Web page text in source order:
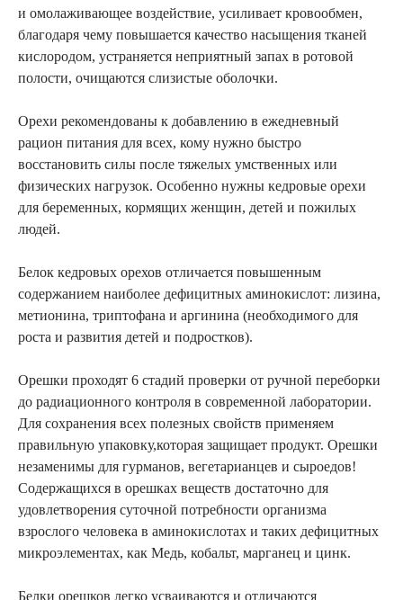
и омолаживающее воздействие, усиливает кровообмен,
благодаря чему повышается качество насыщения тканей
кислородом, устраняется неприятный запах в ротовой
полости, очищаются слизистые оболочки.
Орехи рекомендованы к добавлению в ежедневный
рацион питания для всех, кому нужно быстро
восстановить силы после тяжелых умственных или
физических нагрузок. Особенно нужны кедровые орехи
для беременных, кормящих женщин, детей и пожилых
людей.
Белок кедровых орехов отличается повышенным
содержанием наиболее дефицитных аминокислот: лизина,
метионина, триптофана и аргинина (необходимого для
роста и развития детей и подростков).
Орешки проходят 6 стадий проверки от ручной переборки
до радиационного контроля в современной лаборатории.
Для сохранения всех полезных свойств применяем
правильную упаковку,которая защищает продукт. Орешки
незаменимы для гурманов, вегетарианцев и сыроедов!
Содержащихся в орешках веществ достаточно для
удовлетворения суточной потребности организма
взрослого человека в аминокислотах и таких дефицитных
микроэлементах, как Медь, кобальт, марганец и цинк.
Белки орешков легко усваиваются и отличаются